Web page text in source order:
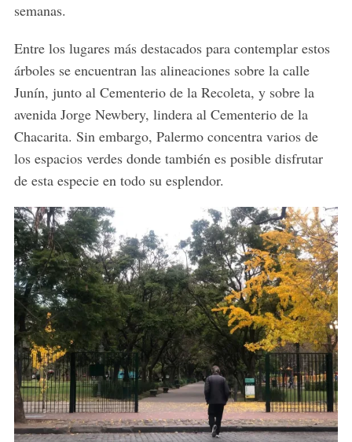
semanas.
Entre los lugares más destacados para contemplar estos
árboles se encuentran las alineaciones sobre la calle
Junín, junto al Cementerio de la Recoleta, y sobre la
avenida Jorge Newbery, lindera al Cementerio de la
Chacarita. Sin embargo, Palermo concentra varios de
los espacios verdes donde también es posible disfrutar
de esta especie en todo su esplendor.